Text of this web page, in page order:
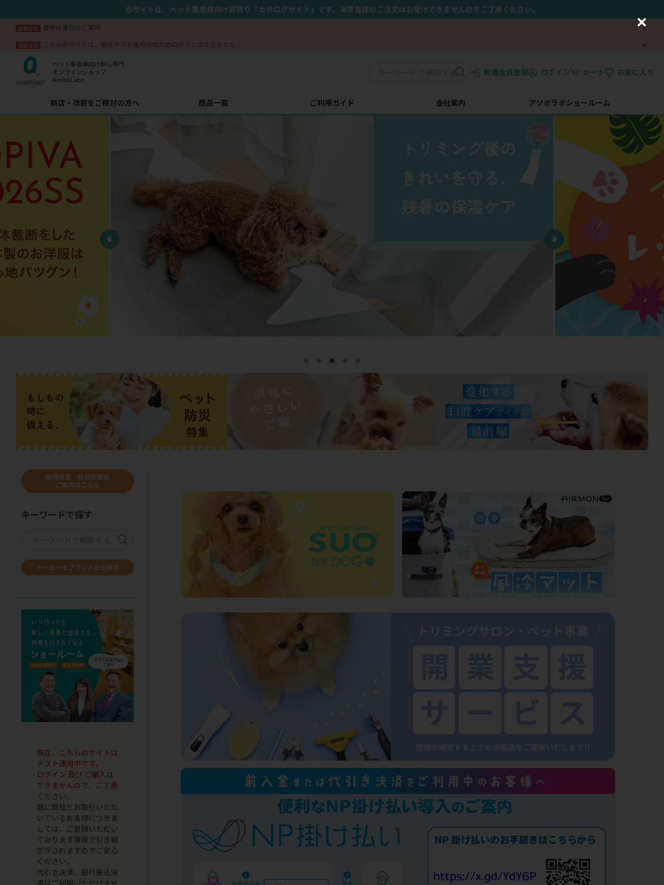
当サイトは、ペット業者様向け卸売り「カタログサイト」です。消費者様のご注文はお受けできませんのでご了承ください。
お知らせ 夏季休業日のご案内
お知らせ こちらのサイトは、現在テスト運用中のためログインはできません
新規会員登録 ログイン カート お気に入り
新店・改装をご検討の方へ 商品一覧 ご利用ガイド 会社案内 アソボラボショールーム
価格改定・仕様変更の
ご案内はこちら
キーワードで探す
メーカー＆ブランドから探す
現在、こちらのサイトは
テスト運用中です。
ログイン 及び ご購入は
できませんので、ご了承
ください。
既に弊社とお取引いただ
いているお客様につきま
しては、ご登録いただい
ております情報で引き継
ぎがされますのでご安心
ください。
代引き決済、銀行振込決
済はご利用いただけませ
C
o